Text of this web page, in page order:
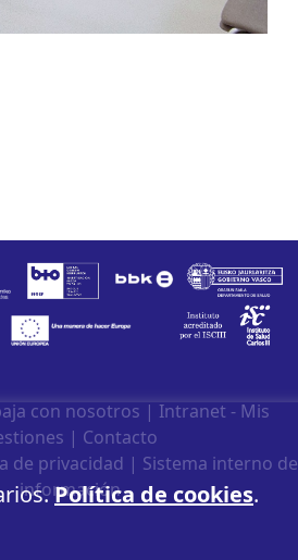
Política de cookies.
con nosotros | Intranet - Mis
| Contacto
de privacidad | Sistema interno de
información